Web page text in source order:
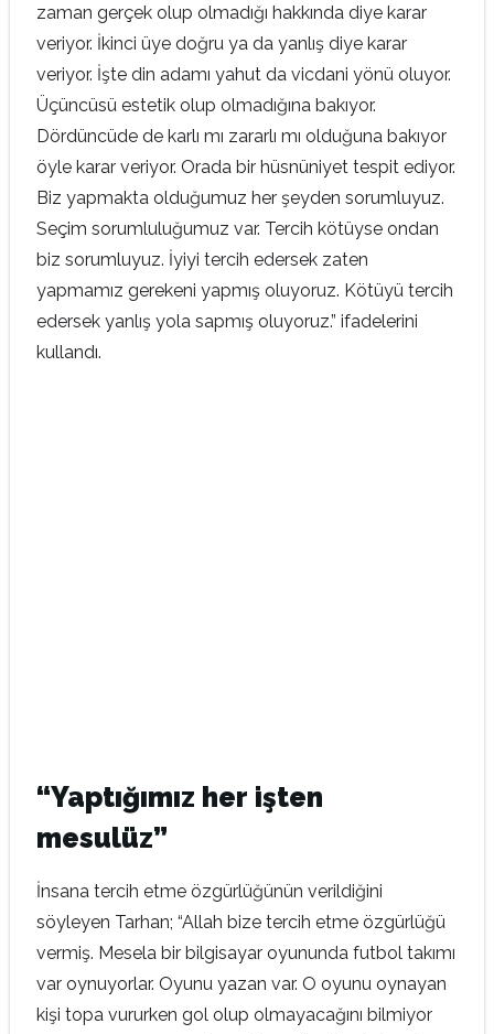
zaman gerçek olup olmadığı hakkında diye karar
veriyor. İkinci üye doğru ya da yanlış diye karar
veriyor. İşte din adamı yahut da vicdani yönü oluyor.
Üçüncüsü estetik olup olmadığına bakıyor.
Dördüncüde de karlı mı zararlı mı olduğuna bakıyor
öyle karar veriyor. Orada bir hüsnüniyet tespit ediyor.
Biz yapmakta olduğumuz her şeyden sorumluyuz.
Seçim sorumluluğumuz var. Tercih kötüyse ondan
biz sorumluyuz. İyiyi tercih edersek zaten
yapmamız gerekeni yapmış oluyoruz. Kötüyü tercih
edersek yanlış yola sapmış oluyoruz.” ifadelerini
kullandı.
“Yaptığımız her işten
mesulüz”
İnsana tercih etme özgürlüğünün verildiğini
söyleyen Tarhan; “Allah bize tercih etme özgürlüğü
vermiş. Mesela bir bilgisayar oyununda futbol takımı
var oynuyorlar. Oyunu yazan var. O oyunu oynayan
kişi topa vururken gol olup olmayacağını bilmiyor